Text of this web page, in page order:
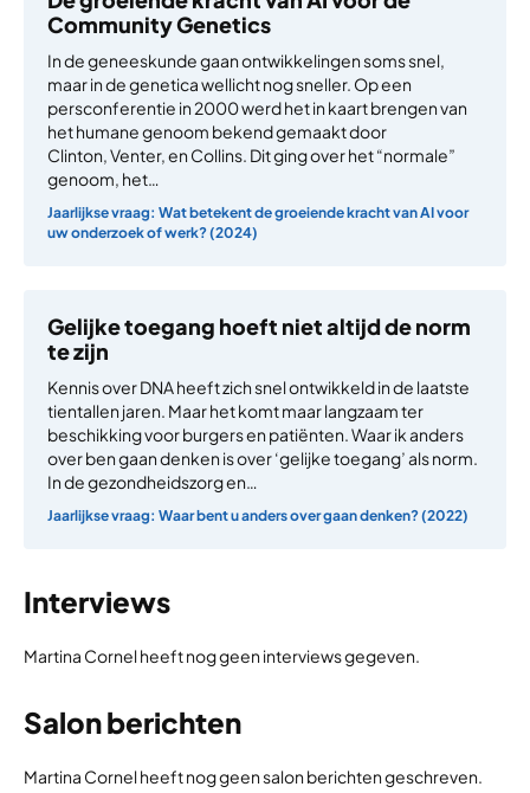
Community Genetics
In de geneeskunde gaan ontwikkelingen soms snel,
maar in de genetica wellicht nog sneller. Op een
persconferentie in 2000 werd het in kaart brengen van
het humane genoom bekend gemaakt door
Clinton, Venter, en Collins. Dit ging over het “normale”
genoom, het…
Jaarlijkse vraag: Wat betekent de groeiende kracht van AI voor
uw onderzoek of werk? (2024)
Gelijke toegang hoeft niet altijd de norm
te zijn
Kennis over DNA heeft zich snel ontwikkeld in de laatste
tientallen jaren. Maar het komt maar langzaam ter
beschikking voor burgers en patiënten. Waar ik anders
over ben gaan denken is over ‘gelijke toegang’ als norm.
In de gezondheidszorg en…
Jaarlijkse vraag: Waar bent u anders over gaan denken? (2022)
Interviews
Martina Cornel heeft nog geen interviews gegeven.
Salon berichten
Martina Cornel heeft nog geen salon berichten geschreven.